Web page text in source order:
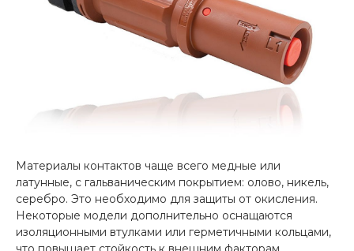
Материалы контактов чаще всего медные или
латунные, с гальваническим покрытием: олово, никель,
серебро. Это необходимо для защиты от окисления.
Некоторые модели дополнительно оснащаются
изоляционными втулками или герметичными кольцами,